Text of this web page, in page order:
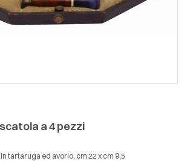
a 4 pezzi
in tartaruga ed avorio, cm 22 x cm 9,5